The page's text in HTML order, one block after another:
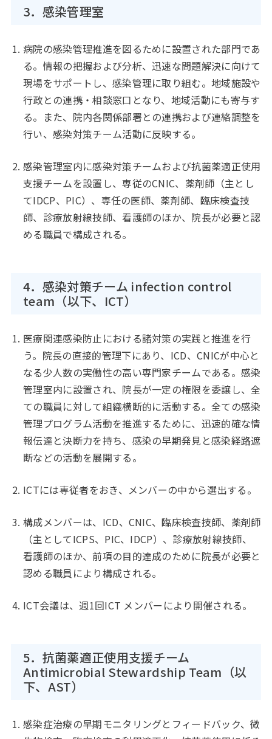
3．感染管理室
病院の感染管理推進を図るために設置された部門であ
る。情報の把握および分析、迅速な問題解決に向けて
現場をサポートし、感染管理に取り組む。地域施設や
行政との連携・相談窓口となり、地域活動にも寄与す
る。また、院内各関係部署との連携および連絡調整を
行い、感染対策チーム活動に反映する。
感染管理室内に感染対策チームおよび抗菌薬適正使用
支援チームを設置し、専従のCNIC、薬剤師（主とし
てIDCP、PIC）、専任の医師、薬剤師、臨床検査技
師、診療放射線技師、看護師のほか、院長が必要と認
める職員で構成される。
4．感染対策チーム infection control
team（以下、ICT）
医療関連感染防止における諸対策の実践と推進を行
う。院長の直接的管理下にあり、ICD、CNICが中心と
なる少人数の実働性の高い専門家チームである。感染
管理室内に設置され、院長が一定の権限を委譲し、全
ての職員に対して組織横断的に活動する。全ての感染
管理プログラム活動を推進するために、迅速的確な情
報伝達と決断力を持ち、感染の早期発見と感染経路遮
断などの活動を展開する。
ICTには専従者をおき、メンバーの中から選出する。
構成メンバーは、ICD、CNIC、臨床検査技師、薬剤師
（主としてICPS、PIC、IDCP）、診療放射線技師、
看護師のほか、前項の目的達成のために院長が必要と
認める職員により構成される。
ICT会議は、週1回ICT メンバーにより開催される。
5．抗菌薬適正使用支援チーム
Antimicrobial Stewardship Team（以
下、AST）
感染症治療の早期モニタリングとフィードバック、微